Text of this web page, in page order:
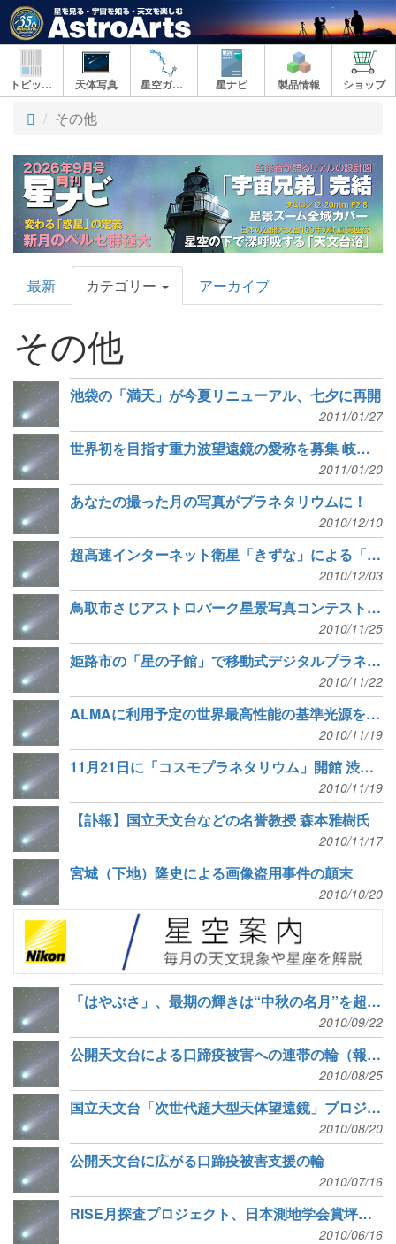
トピックス 天体写真 星空ガイド 星ナビ 製品情報 ショップ
その他
AstroArts
Topics
最新 カテゴリー アーカイブ
その他
池袋の「満天」が今夏リニューアル、七夕に再開
2011/01/27
世界初を目指す重力波望遠鏡の愛称を募集 岐阜で建設開始
2011/01/20
あなたの撮った月の写真がプラネタリウムに！
2010/12/10
超高速インターネット衛星「きずな」による「宇宙から メリークリスマス。」
2010/12/03
鳥取市さじアストロパーク星景写真コンテストの作品募集
2010/11/25
姫路市の「星の子館」で移動式デジタルプラネタリウムがデビュー
2010/11/22
ALMAに利用予定の世界最高性能の基準光源を開発
2010/11/19
11月21日に「コスモプラネタリウム」開館 渋谷にプラネタリウム復活
2010/11/19
【訃報】国立天文台などの名誉教授 森本雅樹氏
2010/11/17
宮城（下地）隆史による画像盗用事件の顛末
2010/10/20
「はやぶさ」、最期の輝きは“中秋の名月”を超える明るさ 衝撃波音も公開
2010/09/22
公開天文台による口蹄疫被害への連帯の輪（報告）
2010/08/25
国立天文台「次世代超大型天体望遠鏡」プロジェクト室のウェブサイトがリニューアル
2010/08/20
公開天文台に広がる口蹄疫被害支援の輪
2010/07/16
RISE月探査プロジェクト、日本測地学会賞坪井賞を受賞
2010/06/16